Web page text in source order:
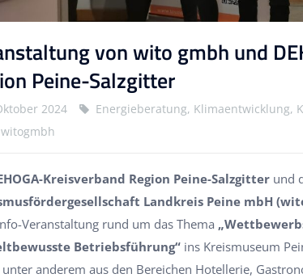
von wito gmbh und
Peine-Salzgitter
2024
Energieberatung, Klimaentwicklung,
Kreisverband Region Peine-Salzgitter und
Landkreis Peine mbH
Veranstaltung rund um das Thema
Betriebsführung“ ins Kreismuseum
anderem aus den Bereichen Hotellerie,